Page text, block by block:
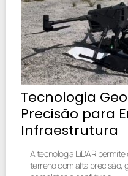
Tecnologia
Precisão para
Infraestrutura
A tecnologia LiDAR
terreno com alta precisão,